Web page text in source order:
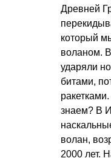
Древней
который
воланом.
ударяли
битами,
знаем? В
волан,
2000 лет.